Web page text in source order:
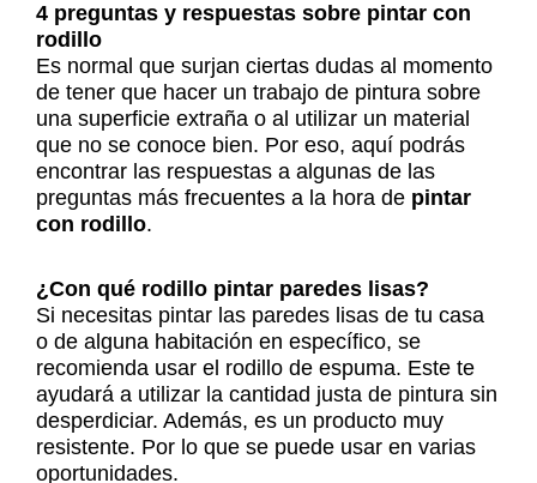
4 preguntas y respuestas sobre pintar con
rodillo
Es normal que surjan ciertas dudas al momento
de tener que hacer un trabajo de pintura sobre
una superficie extraña o al utilizar un material
que no se conoce bien. Por eso, aquí podrás
encontrar las respuestas a algunas de las
preguntas más frecuentes a la hora de pintar
con rodillo.
¿Con qué rodillo pintar paredes lisas?
Si necesitas pintar las paredes lisas de tu casa
o de alguna habitación en específico, se
recomienda usar el rodillo de espuma. Este te
ayudará a utilizar la cantidad justa de pintura sin
desperdiciar. Además, es un producto muy
resistente. Por lo que se puede usar en varias
oportunidades.